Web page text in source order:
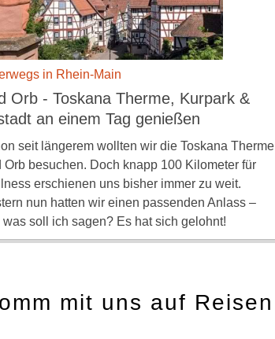
in Rhein-Main
Orb - Toskana Therme, Kurpark &
an einem Tag genießen
seit längerem wollten wir die Toskana Therme
Orb besuchen. Doch knapp 100 Kilometer für
erschienen uns bisher immer zu weit.
nun hatten wir einen passenden Anlass –
was soll ich sagen? Es hat sich gelohnt!
mit uns auf Reisen